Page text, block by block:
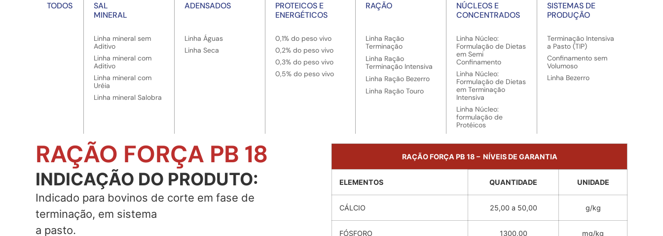
TODOS
SAL
MINERAL
Linha mineral sem
Aditivo
Linha mineral com
Aditivo
Linha mineral com
Uréia
Linha mineral Salobra
ADENSADOS
Linha Águas
Linha Seca
PROTEICOS E
ENERGÉTICOS
0,1% do peso vivo
0,2% do peso vivo
0,3% do peso vivo
0,5% do peso vivo
RAÇÃO
Linha Ração
Terminação
Linha Ração
Terminação Intensiva
Linha Ração Bezerro
Linha Ração Touro
NÚCLEOS E
CONCENTRADOS
Linha Núcleo:
Formulação de Dietas
em Semi
Confinamento
Linha Núcleo:
Formulação de Dietas
em Terminação
Intensiva
Linha Núcleo:
formulação de
Protéicos
SISTEMAS DE
PRODUÇÃO
Terminação Intensiva
a Pasto (TIP)
Confinamento sem
Volumoso
Linha Bezerro
RAÇÃO FORÇA PB 18
INDICAÇÃO DO PRODUTO:
Indicado para bovinos de corte em fase de
terminação, em sistema
a pasto.
RAÇÃO FORÇA PB 18 – NÍVEIS DE GARANTIA
ELEMENTOS QUANTIDADE UNIDADE
CÁLCIO 25,00 a 50,00 g/kg
FÓSFORO 1300,00 mg/kg